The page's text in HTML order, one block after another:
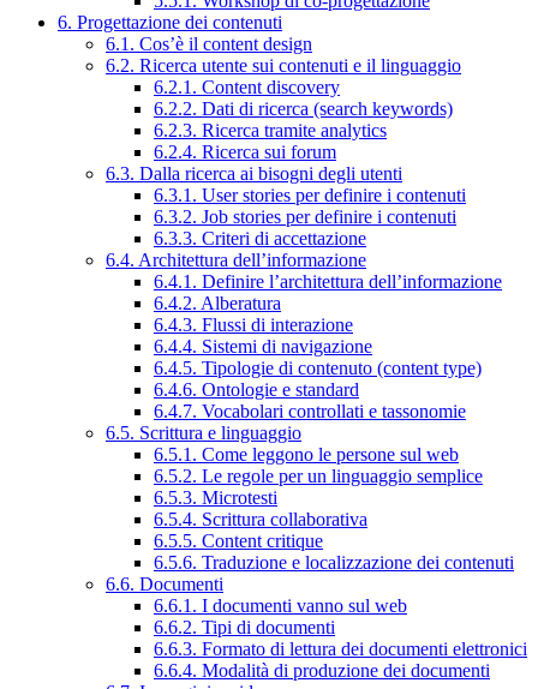
6. Progettazione dei contenuti
6.1. Cos’è il content design
6.2. Ricerca utente sui contenuti e il linguaggio
6.2.1. Content discovery
6.2.2. Dati di ricerca (search keywords)
6.2.3. Ricerca tramite analytics
6.2.4. Ricerca sui forum
6.3. Dalla ricerca ai bisogni degli utenti
6.3.1. User stories per definire i contenuti
6.3.2. Job stories per definire i contenuti
6.3.3. Criteri di accettazione
6.4. Architettura dell’informazione
6.4.1. Definire l’architettura dell’informazione
6.4.2. Alberatura
6.4.3. Flussi di interazione
6.4.4. Sistemi di navigazione
6.4.5. Tipologie di contenuto (content type)
6.4.6. Ontologie e standard
6.4.7. Vocabolari controllati e tassonomie
6.5. Scrittura e linguaggio
6.5.1. Come leggono le persone sul web
6.5.2. Le regole per un linguaggio semplice
6.5.3. Microtesti
6.5.4. Scrittura collaborativa
6.5.5. Content critique
6.5.6. Traduzione e localizzazione dei contenuti
6.6. Documenti
6.6.1. I documenti vanno sul web
6.6.2. Tipi di documenti
6.6.3. Formato di lettura dei documenti elettronici
6.6.4. Modalità di produzione dei documenti